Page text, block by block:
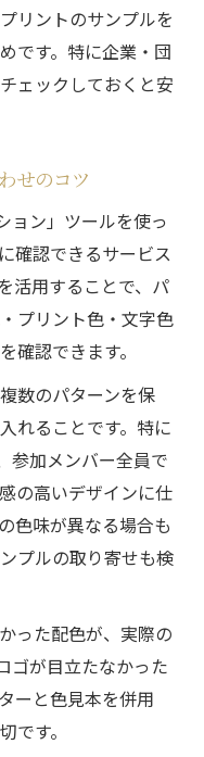
リントのサンプルを
です。特に企業・団
ェックしておくと安
せのコツ
ョン」ツールを使っ
確認できるサービス
活用することで、パ
プリント色・文字色
確認できます。
数のパターンを保
れることです。特に
参加メンバー全員で
の高いデザインに仕
色味が異なる場合も
プルの取り寄せも検
った配色が、実際の
ゴが目立たなかった
ーと色見本を併用
です。